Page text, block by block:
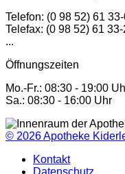
Telefon: (0 98 52) 61
Telefax: (0 98 52) 61
...
Öffnungszeiten
Mo.-Fr.: 08:30 - 19:00
Sa.: 08:30 - 16:00 Uhr
© 2026Apotheke
Kontakt
Datenschutz